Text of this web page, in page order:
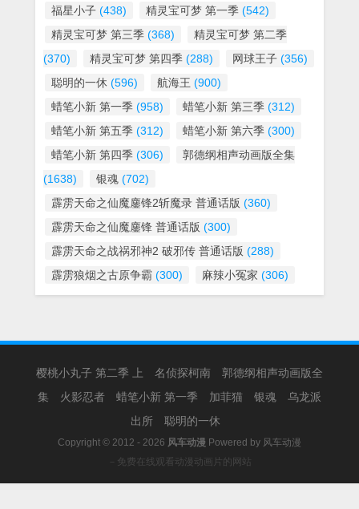
福星小子 (438) 精灵宝可梦 第一季 (542)
精灵宝可梦 第三季 (368)
精灵宝可梦 第二季
(370)
精灵宝可梦 第四季 (288) 网球王子 (356)
聪明的一休 (596) 航海王 (900)
蜡笔小新 第一季 (958) 蜡笔小新 第三季 (312)
蜡笔小新 第五季 (312) 蜡笔小新 第六季 (300)
蜡笔小新 第四季 (306)
郭德纲相声动画版全集
(1638)
银魂 (702)
霹雳天命之仙魔鏖锋2斩魔录 普通话版 (360)
霹雳天命之仙魔鏖锋 普通话版 (300)
霹雳天命之战祸邪神2 破邪传 普通话版 (288)
霹雳狼烟之古原争霸 (300) 麻辣小冤家 (306)
樱桃小丸子 第二季 上 名侦探柯南
郭德纲相声动画版全
集
火影忍者 蜡笔小新 第一季 加菲猫 银魂
乌龙派
出所
聪明的一休
Copyright © 2012 - 2026 风车动漫 Powered by 风车动漫
－免费在线观看动漫动画片的网站